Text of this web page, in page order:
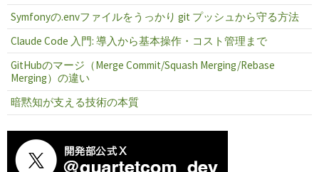
Symfonyの.envファイルをうっかり git プッシュから守る方法
Claude Code 入門: 導入から基本操作・コスト管理まで
GitHubのマージ（Merge Commit/Squash Merging/Rebase
Merging）の違い
暗黙知が支える技術の本質